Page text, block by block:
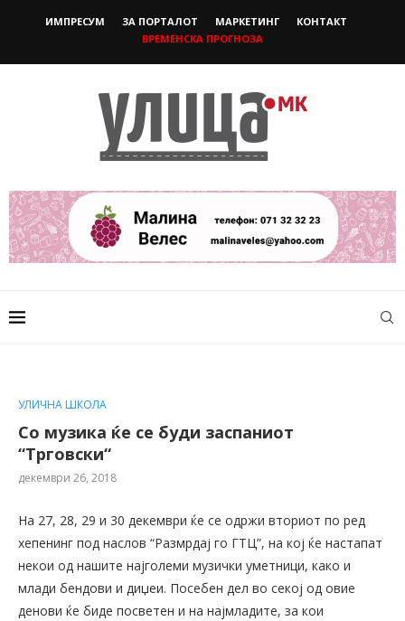
ИМПРЕСУМ ЗА ПОРТАЛОТ МАРКЕТИНГ
КОНТАКТ
ВРЕМЕНСКА ПРОГНОЗА
УЛИЧНА ШКОЛА
Со музика ќе се буди заспаниот
“Трговски“
декември 26, 2018
На 27, 28, 29 и 30 декември ќе се одржи вториот по ред
хепенинг под наслов “Размрдај го ГТЦ”, на кој ќе настапат
некои од нашите најголеми музички уметници, како и
млади бендови и диџеи. Посебен дел во секој од овие
денови ќе биде посветен и на најмладите, за кои